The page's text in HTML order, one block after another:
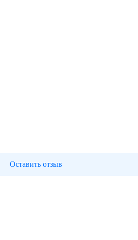
Оставить отзыв